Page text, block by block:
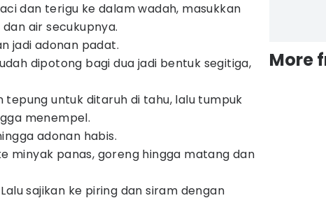
dan terigu ke dalam wadah, masukkan
air secukupnya.
jadi adonan padat.
dipotong bagi dua jadi bentuk segitiga,
tepung untuk ditaruh di tahu, lalu tumpuk
menempel.
adonan habis.
minyak panas, goreng hingga matang dan
sajikan ke piring dan siram dengan
More